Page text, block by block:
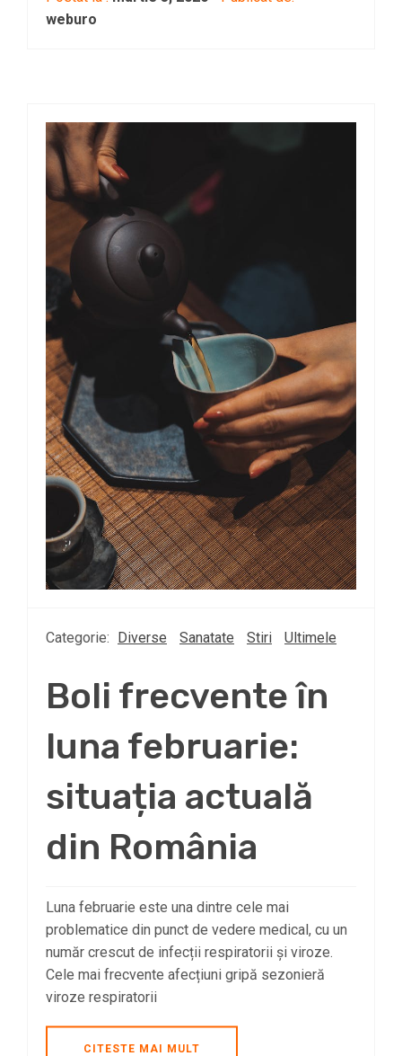
weburo
Categorie: Diverse Sanatate Stiri Ultimele
Boli frecvente în
luna februarie:
situația actuală
din România
Luna februarie este una dintre cele mai
problematice din punct de vedere medical, cu un
număr crescut de infecții respiratorii și viroze.
Cele mai frecvente afecțiuni gripă sezonieră
viroze respiratorii
CITESTE MAI MULT